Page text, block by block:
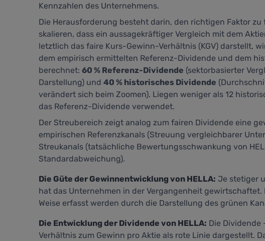
Kennzahlen des Unternehmens.
Die Herausforderung besteht darin, den richtigen Faktor
skalieren, dass ein aussagekräftiger Vergleich mit dem
letztlich das faire Kurs-Gewinn-Verhältnis (KGV) darstellt,
dem empirisch ermittelten Referenz-Dividende und dem
berechnet: 60 % Referenz-Dividende (sektorbasierter
Darstellung) und 40 % historisches Dividende
verändert sich beim Zoomen). Liegen weniger als 12
das Referenz-Dividende verwendet.
Der Streubereich zeigt analog zum fairen Dividende eine
empirischen Referenzkanals (Streuung vergleichbarer
Streukanals (tatsächliche Bewertungsschwankung von
Standardabweichung).
Die Güte der Gewinnentwicklung von HELLA: Je stetiger
hat das Unternehmen in der Vergangenheit
Weise erfasst werden durch die Darstellung des grünen
Die Entwicklung der Dividende von HELLA: Die
Verhältnis zum Gewinn pro Aktie als rote Linie dargestellt.